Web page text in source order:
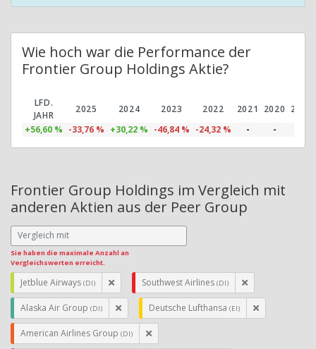
Wie hoch war die Performance der
Frontier Group Holdings Aktie?
LFD.
JAHR
2025 2024 2023 2022 2021 2020 2019
+56,60 % -33,76 % +30,22 % -46,84 % -24,32 % - -
Frontier Group Holdings im Vergleich mit
anderen Aktien aus der Peer Group
Sie haben die maximale Anzahl an
Vergleichswerten erreicht.
Jetblue Airways (DI) Southwest Airlines (DI)
Alaska Air Group (DI) Deutsche Lufthansa (EI)
American Airlines Group (DI)